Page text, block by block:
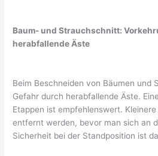
Baum- und Strauchschnitt:
herabfallende Äste
Beim Beschneiden von Bäumen und
Gefahr durch herabfallende Äste.
Etappen ist empfehlenswert.
entfernt werden, bevor man sich an
Sicherheit bei der Standposition ist